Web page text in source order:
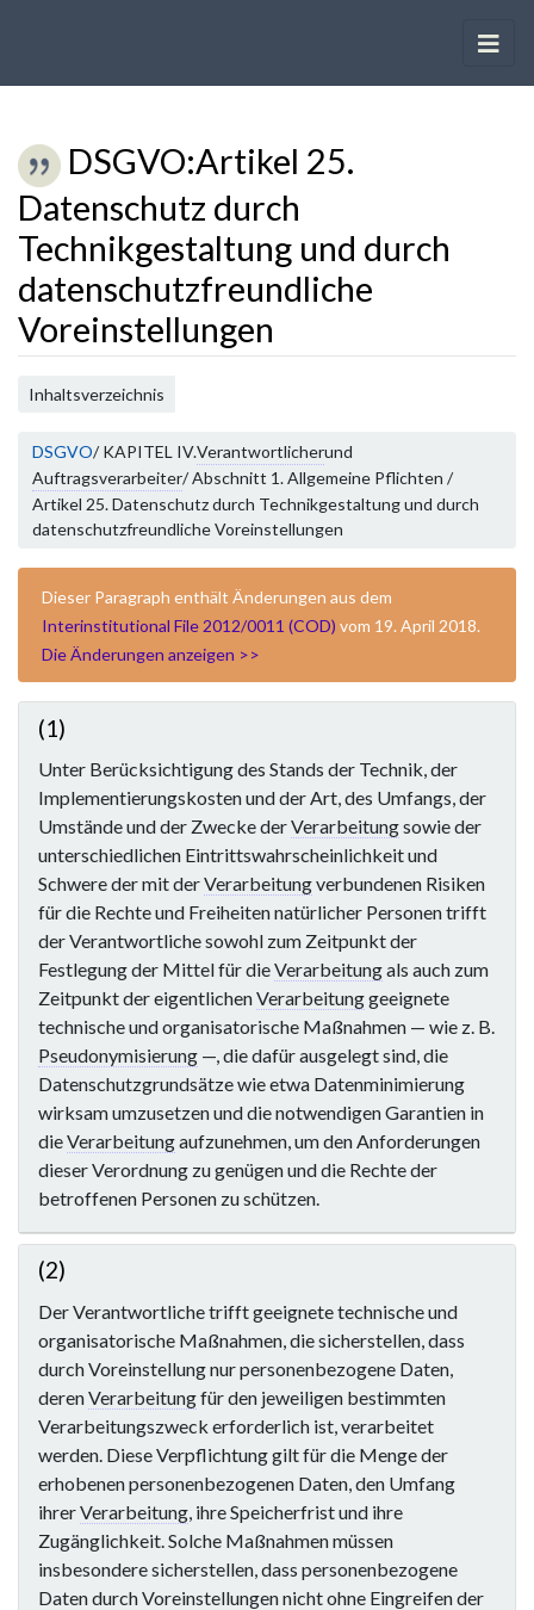
DSGVO:Artikel 25.
Datenschutz durch
Technikgestaltung und durch
datenschutzfreundliche
Voreinstellungen
Wechseln zu:Navigation
Inhaltsverzeichnis
DSGVO/ KAPITEL IV.Verantwortlicherund
Auftragsverarbeiter/ Abschnitt 1. Allgemeine Pflichten /
Artikel 25. Datenschutz durch Technikgestaltung und durch
datenschutzfreundliche Voreinstellungen
Dieser Paragraph enthält Änderungen aus dem
Interinstitutional File 2012/0011 (COD) vom 19. April 2018.
Die Änderungen anzeigen >>
(1)
Unter Berücksichtigung des Stands der Technik, der
Implementierungskosten und der Art, des Umfangs, der
Umstände und der Zwecke derVerarbeitungsowie der
unterschiedlichen Eintrittswahrscheinlichkeit und
Schwere der mit derVerarbeitungverbundenen Risiken
für die Rechte und Freiheiten natürlicher Personen trifft
der Verantwortliche sowohl zum Zeitpunkt der
Festlegung der Mittel für dieVerarbeitungals auch zum
Zeitpunkt der eigentlichenVerarbeitunggeeignete
technische und organisatorische Maßnahmen — wie z. B.
Pseudonymisierung —, die dafür ausgelegt sind, die
Datenschutzgrundsätze wie etwa Datenminimierung
wirksam umzusetzen und die notwendigen Garantien in
dieVerarbeitungaufzunehmen, um den Anforderungen
dieser Verordnung zu genügen und die Rechte der
betroffenen Personen zu schützen.
(2)
Der Verantwortliche trifft geeignete technische und
organisatorische Maßnahmen, die sicherstellen, dass
durch Voreinstellung nur personenbezogene Daten,
derenVerarbeitungfür den jeweiligen bestimmten
Verarbeitungszweck erforderlich ist, verarbeitet
werden. Diese Verpflichtung gilt für die Menge der
erhobenen personenbezogenen Daten, den Umfang
ihrerVerarbeitung , ihre Speicherfrist und ihre
Zugänglichkeit. Solche Maßnahmen müssen
insbesondere sicherstellen, dass personenbezogene
Daten durch Voreinstellungen nicht ohne Eingreifen der